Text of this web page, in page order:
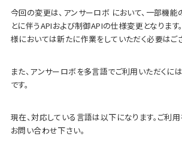
今回の変更は、アンサーロボ において、一部機
とに伴うAPIおよび制御APIの仕様変更となりま
様においては新たに作業をしていただく必要はご
また、アンサーロボを多言語でご利用いただくに
です。
現在、対応している言語は以下になります。ご利
お問い合わせ下さい。